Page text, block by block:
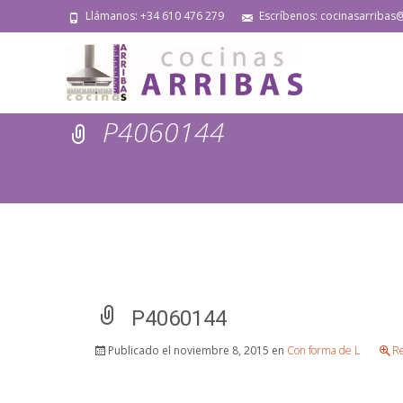
Llámanos: +34 610 476 279 Escríbenos:
P4060144
P4060144
Publicado el noviembre 8, 2015 en Con forma de L